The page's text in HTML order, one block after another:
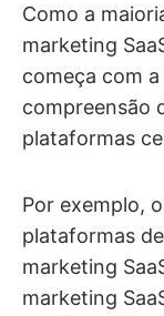
Como a
marketing
começa com
compreensão
plataformas
Por exemplo,
plataformas
marketing
marketing